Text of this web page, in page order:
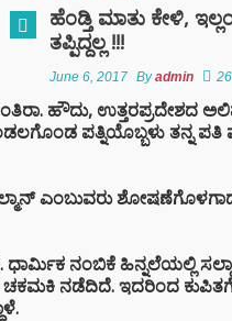
ಜಾಲ: ಶಾಲೆ ರಜೆ
ಮಕ್ಕಳನ್ನೇ ಭಿಕ್ಷೆಗೆ
ತಾಯಂದಿರು
ಟು ಬ್ಯಾಕ್ ಟ್ರೋಫಿ
ಹಾಜರಾತಿ
ಹೆಂಡ್ತಿ ಮಾತು ಕೇಳಿ,
ತಪ್ಪಿದ್ದಲ್ಲ !!!
June 6, 2017 Byadmin
ಹೌದು, ಉತ್ತರಪ್ರದೇಶದ
ಪತ್ನಿಯೊಬ್ಬಳು ತನ್ನ
ಎಂಬುವರು ಶೋಷಣೆಗೊಳಗಾದ
ಧಾರ್ಮಿಕ ನಂಬಿಕೆ ಹಿನ್ನಲೆಯಲ್ಲಿ
ಚಕಮಕಿ ನಡೆದಿದೆ. ಇದರಿಂದ